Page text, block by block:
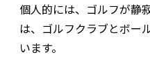
個人的には、ゴルフが静
は、ゴルフクラブとボー
います。